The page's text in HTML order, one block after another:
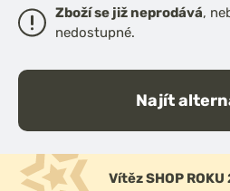
Zboží se již neprodává,
nedostupné.
Najít
Vítěz SHOP